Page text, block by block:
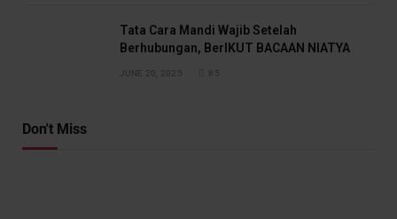
Tata Cara Mandi Wajib Setelah
Berhubungan, BerIKUT BACAAN NIATYA
JUNE 20, 2025 85
Don't Miss